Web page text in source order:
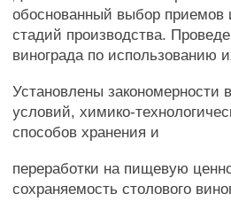
обоснованный выбор приемов
стадий производства.
винограда по использованию
Установлены закономерности
условий, химико-
способов хранения и
переработки на пищевую
сохраняемость столового